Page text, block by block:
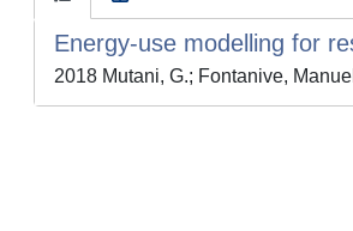
Energy-use modelling for
2018 Mutani, G.; Fontanive,